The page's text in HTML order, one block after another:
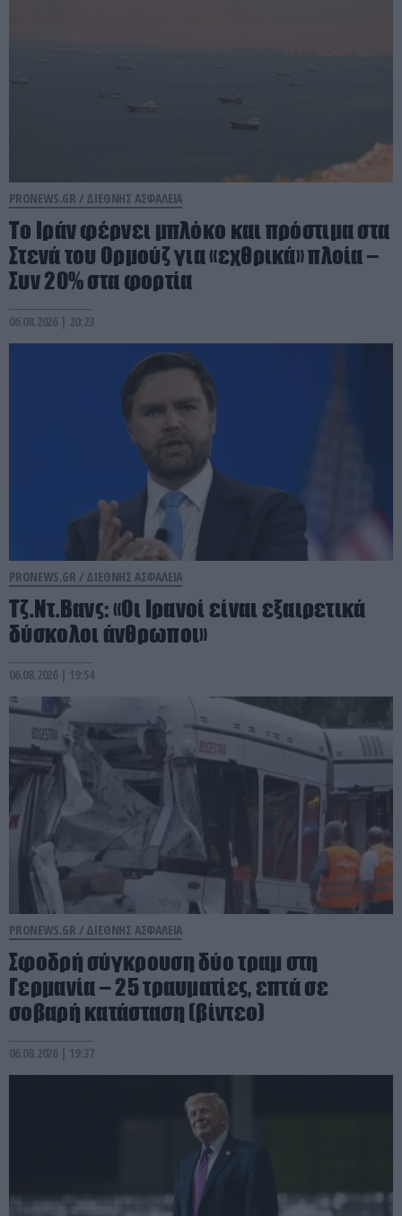
PRONEWS.GR / ΔΙΕΘΝΗΣ ΑΣΦΑΛΕΙΑ
Το Ιράν φέρνει μπλόκο και πρόστιμα στα
Στενά του Ορμούζ για «εχθρικά» πλοία –
Συν 20% στα φορτία
06.08.2026 | 20:23
PRONEWS.GR / ΔΙΕΘΝΗΣ ΑΣΦΑΛΕΙΑ
Τζ.Ντ.Βανς: «Οι Ιρανοί είναι εξαιρετικά
δύσκολοι άνθρωποι»
06.08.2026 | 19:54
PRONEWS.GR / ΔΙΕΘΝΗΣ ΑΣΦΑΛΕΙΑ
Σφοδρή σύγκρουση δύο τραμ στη
Γερμανία – 25 τραυματίες, επτά σε
σοβαρή κατάσταση (βίντεο)
06.08.2026 | 19:37